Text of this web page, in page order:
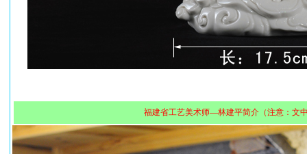
福建省工艺美术师—林建平简介（注意：文